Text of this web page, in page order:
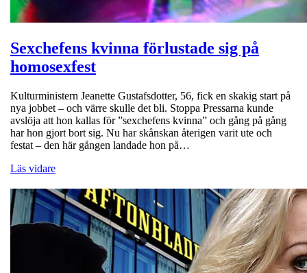
Sexchefens kvinna förlustade sig på
homosexfest
Kulturministern Jeanette Gustafsdotter, 56, fick en skakig start på
nya jobbet – och värre skulle det bli. Stoppa Pressarna kunde
avslöja att hon kallas för ”sexchefens kvinna” och gång på gång
har hon gjort bort sig. Nu har skånskan återigen varit ute och
festat – den här gången landade hon på…
Läs vidare